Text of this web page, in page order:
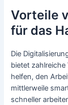
Vorteile
für das
Die
bietet
helfen, den
mittlerweile
schneller